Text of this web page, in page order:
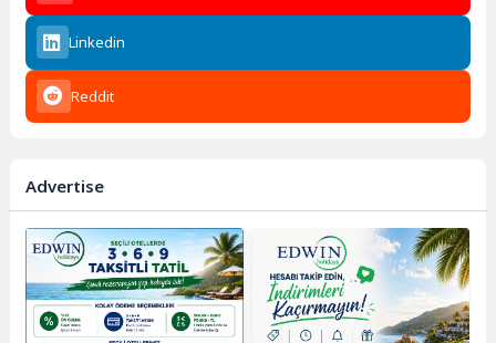
Linkedin
Reddit
Advertise